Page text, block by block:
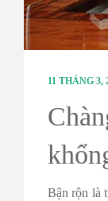
SURVEY
11 THÁNG 3,
Bận rộn là